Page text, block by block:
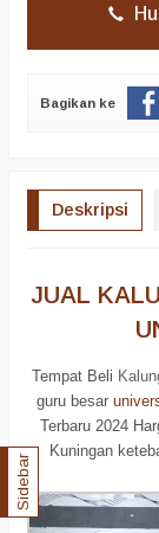
Bagikan ke
Deskripsi
JUAL
Tempat Beli
guru besar
Terbaru 2024
Kuningan
Sidebar